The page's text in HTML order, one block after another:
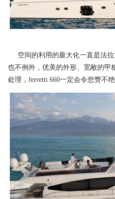
空间的利用的最大化一直是法拉
也不例外，优美的外形、宽敞的甲
处理，ferretti 660一定会令您赞不绝